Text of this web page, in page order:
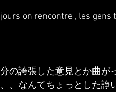
on rencontre , les gens
の誇張した意見とか曲が
、なんてちょっとした諍